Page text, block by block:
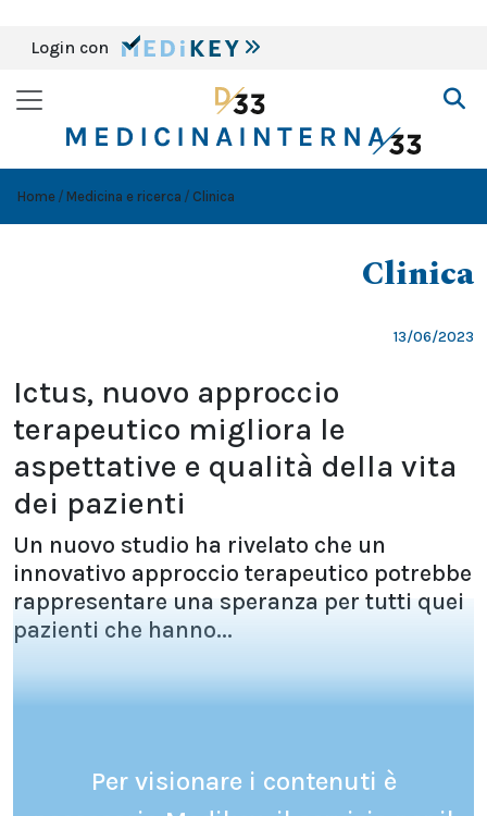
Login con
Home Medicina e ricerca Clinica
Clinica
13/06/2023
Ictus, nuovo approccio
terapeutico migliora le
aspettative e qualità della vita
dei pazienti
Un nuovo studio ha rivelato che un
innovativo approccio terapeutico potrebbe
rappresentare una speranza per tutti quei
pazienti che hanno...
Per visionare i contenuti è